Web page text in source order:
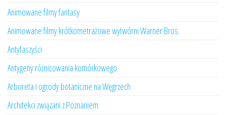
Animowane filmy fantasy
Animowane filmy krótkometrażowe wytwórni Warner Bros.
Antyfaszyści
Antygeny różnicowania komórkowego
Arboreta i ogrody botaniczne na Węgrzech
Architekci związani z Poznaniem